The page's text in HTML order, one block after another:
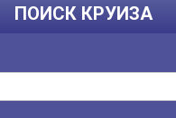
ПОИСК КРУИЗА